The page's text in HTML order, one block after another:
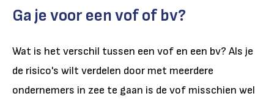
Ga je voor een vof of bv?
Wat is het verschil tussen een vof en een bv? Als je
de risico's wilt verdelen door met meerdere
ondernemers in zee te gaan is de vof misschien wel